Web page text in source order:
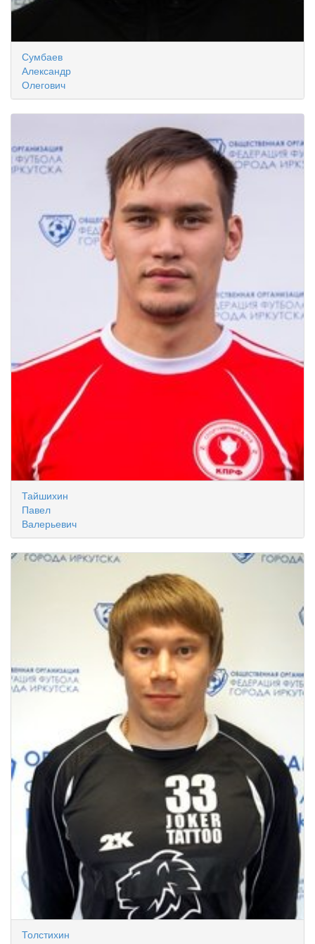
Сумбаев
Александр
Олегович
Тайшихин
Павел
Валерьевич
Толстихин